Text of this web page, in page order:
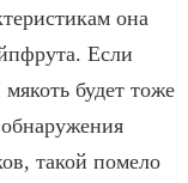
она
Если
будет тоже
такой помело